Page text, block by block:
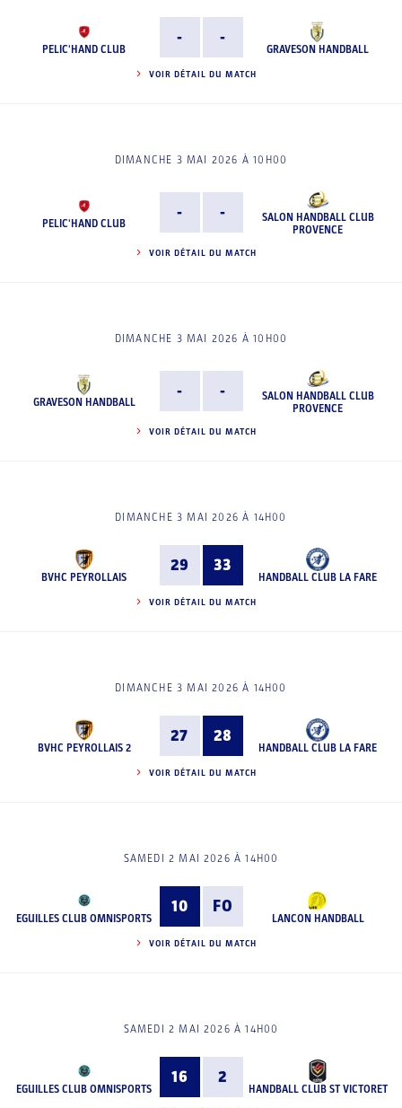
PELIC'HAND CLUB
- -
GRAVESON HANDBALL
VOIR DÉTAIL DU MATCH
DIMANCHE 3 MAI 2026 À 10H00
PELIC'HAND CLUB
- -
SALON HANDBALL CLUB
PROVENCE
VOIR DÉTAIL DU MATCH
DIMANCHE 3 MAI 2026 À 10H00
GRAVESON HANDBALL
- -
SALON HANDBALL CLUB
PROVENCE
VOIR DÉTAIL DU MATCH
DIMANCHE 3 MAI 2026 À 14H00
BVHC PEYROLLAIS
29 33
HANDBALL CLUB LA FARE
VOIR DÉTAIL DU MATCH
DIMANCHE 3 MAI 2026 À 14H00
BVHC PEYROLLAIS 2
27 28
HANDBALL CLUB LA FARE
VOIR DÉTAIL DU MATCH
SAMEDI 2 MAI 2026 À 14H00
EGUILLES CLUB OMNISPORTS
10 FO
LANCON HANDBALL
VOIR DÉTAIL DU MATCH
SAMEDI 2 MAI 2026 À 14H00
EGUILLES CLUB OMNISPORTS
16 2
HANDBALL CLUB ST VICTORET